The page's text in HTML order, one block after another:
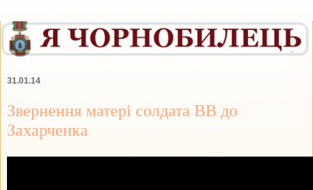
31.01.14
Звернення матері солдата ВВ до
Захарченка